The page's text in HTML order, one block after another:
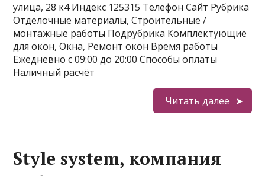
улица, 28 к4 Индекс 125315 Телефон Сайт Рубрика
Отделочные материалы, Строительные /
монтажные работы Подрубрика Комплектующие
для окон, Окна, Ремонт окон Время работы
Ежедневно с 09:00 до 20:00 Способы оплаты
Наличный расчёт
Читать далее
Style system, компания